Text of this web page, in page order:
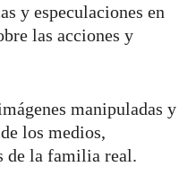
y especulaciones en
las acciones y
manipuladas y
los medios,
de la familia real.